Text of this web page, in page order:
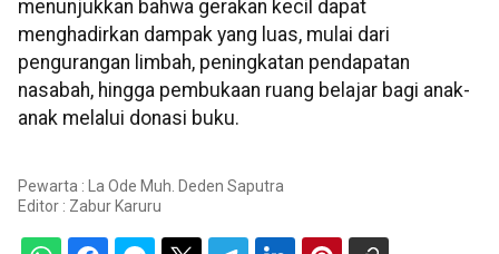
menunjukkan bahwa gerakan kecil dapat
menghadirkan dampak yang luas, mulai dari
pengurangan limbah, peningkatan pendapatan
nasabah, hingga pembukaan ruang belajar bagi anak-
anak melalui donasi buku.
Pewarta : La Ode Muh. Deden Saputra
Editor : Zabur Karuru